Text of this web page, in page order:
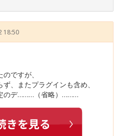
18:50
ですが、
、またプラグインも含め、
のデ………（省略）………